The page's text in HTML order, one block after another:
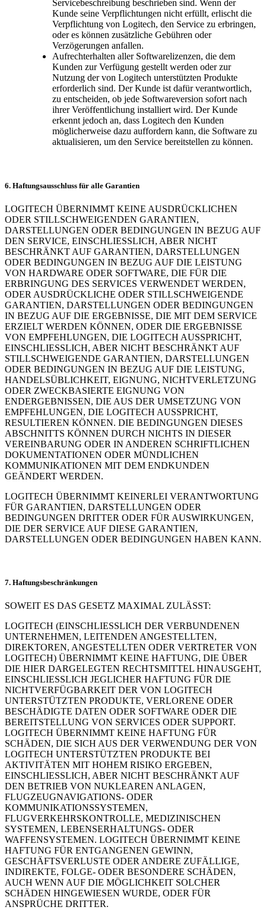
Servicebeschreibung beschrieben sind. Wenn der
Kunde seine Verpflichtungen nicht erfüllt, erlischt die
Verpflichtung von Logitech, den Service zu erbringen,
oder es können zusätzliche Gebühren oder
Verzögerungen anfallen.
Aufrechterhalten aller Softwarelizenzen, die dem
Kunden zur Verfügung gestellt werden oder zur
Nutzung der von Logitech unterstützten Produkte
erforderlich sind. Der Kunde ist dafür verantwortlich,
zu entscheiden, ob jede Softwareversion sofort nach
ihrer Veröffentlichung installiert wird. Der Kunde
erkennt jedoch an, dass Logitech den Kunden
möglicherweise dazu auffordern kann, die Software zu
aktualisieren, um den Service bereitstellen zu können.
6. Haftungsausschluss für alle Garantien
LOGITECH ÜBERNIMMT KEINE AUSDRÜCKLICHEN
ODER STILLSCHWEIGENDEN GARANTIEN,
DARSTELLUNGEN ODER BEDINGUNGEN IN BEZUG AUF
DEN SERVICE, EINSCHLIESSLICH, ABER NICHT
BESCHRÄNKT AUF GARANTIEN, DARSTELLUNGEN
ODER BEDINGUNGEN IN BEZUG AUF DIE LEISTUNG
VON HARDWARE ODER SOFTWARE, DIE FÜR DIE
ERBRINGUNG DES SERVICES VERWENDET WERDEN,
ODER AUSDRÜCKLICHE ODER STILLSCHWEIGENDE
GARANTIEN, DARSTELLUNGEN ODER BEDINGUNGEN
IN BEZUG AUF DIE ERGEBNISSE, DIE MIT DEM SERVICE
ERZIELT WERDEN KÖNNEN, ODER DIE ERGEBNISSE
VON EMPFEHLUNGEN, DIE LOGITECH AUSSPRICHT,
EINSCHLIESSLICH, ABER NICHT BESCHRÄNKT AUF
STILLSCHWEIGENDE GARANTIEN, DARSTELLUNGEN
ODER BEDINGUNGEN IN BEZUG AUF DIE LEISTUNG,
HANDELSÜBLICHKEIT, EIGNUNG, NICHTVERLETZUNG
ODER ZWECKBASIERTE EIGNUNG VON
ENDERGEBNISSEN, DIE AUS DER UMSETZUNG VON
EMPFEHLUNGEN, DIE LOGITECH AUSSPRICHT,
RESULTIEREN KÖNNEN. DIE BEDINGUNGEN DIESES
ABSCHNITTS KÖNNEN DURCH NICHTS IN DIESER
VEREINBARUNG ODER IN ANDEREN SCHRIFTLICHEN
DOKUMENTATIONEN ODER MÜNDLICHEN
KOMMUNIKATIONEN MIT DEM ENDKUNDEN
GEÄNDERT WERDEN.
LOGITECH ÜBERNIMMT KEINERLEI VERANTWORTUNG
FÜR GARANTIEN, DARSTELLUNGEN ODER
BEDINGUNGEN DRITTER ODER FÜR AUSWIRKUNGEN,
DIE DER SERVICE AUF DIESE GARANTIEN,
DARSTELLUNGEN ODER BEDINGUNGEN HABEN KANN.
7. Haftungsbeschränkungen
SOWEIT ES DAS GESETZ MAXIMAL ZULÄSST:
LOGITECH (EINSCHLIESSLICH DER VERBUNDENEN
UNTERNEHMEN, LEITENDEN ANGESTELLTEN,
DIREKTOREN, ANGESTELLTEN ODER VERTRETER VON
LOGITECH) ÜBERNIMMT KEINE HAFTUNG, DIE ÜBER
DIE HIER DARGELEGTEN RECHTSMITTEL HINAUSGEHT,
EINSCHLIESSLICH JEGLICHER HAFTUNG FÜR DIE
NICHTVERFÜGBARKEIT DER VON LOGITECH
UNTERSTÜTZTEN PRODUKTE, VERLORENE ODER
BESCHÄDIGTE DATEN ODER SOFTWARE ODER DIE
BEREITSTELLUNG VON SERVICES ODER SUPPORT.
LOGITECH ÜBERNIMMT KEINE HAFTUNG FÜR
SCHÄDEN, DIE SICH AUS DER VERWENDUNG DER VON
LOGITECH UNTERSTÜTZTEN PRODUKTE BEI
AKTIVITÄTEN MIT HOHEM RISIKO ERGEBEN,
EINSCHLIESSLICH, ABER NICHT BESCHRÄNKT AUF
DEN BETRIEB VON NUKLEAREN ANLAGEN,
FLUGZEUGNAVIGATIONS- ODER
KOMMUNIKATIONSSYSTEMEN,
FLUGVERKEHRSKONTROLLE, MEDIZINISCHEN
SYSTEMEN, LEBENSERHALTUNGS- ODER
WAFFENSYSTEMEN. LOGITECH ÜBERNIMMT KEINE
HAFTUNG FÜR ENTGANGENEN GEWINN,
GESCHÄFTSVERLUSTE ODER ANDERE ZUFÄLLIGE,
INDIREKTE, FOLGE- ODER BESONDERE SCHÄDEN,
AUCH WENN AUF DIE MÖGLICHKEIT SOLCHER
SCHÄDEN HINGEWIESEN WURDE, ODER FÜR
ANSPRÜCHE DRITTER.